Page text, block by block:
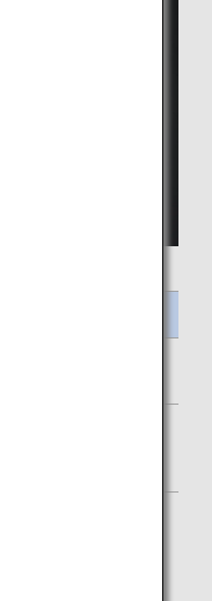
供がない路線や軽食／
。